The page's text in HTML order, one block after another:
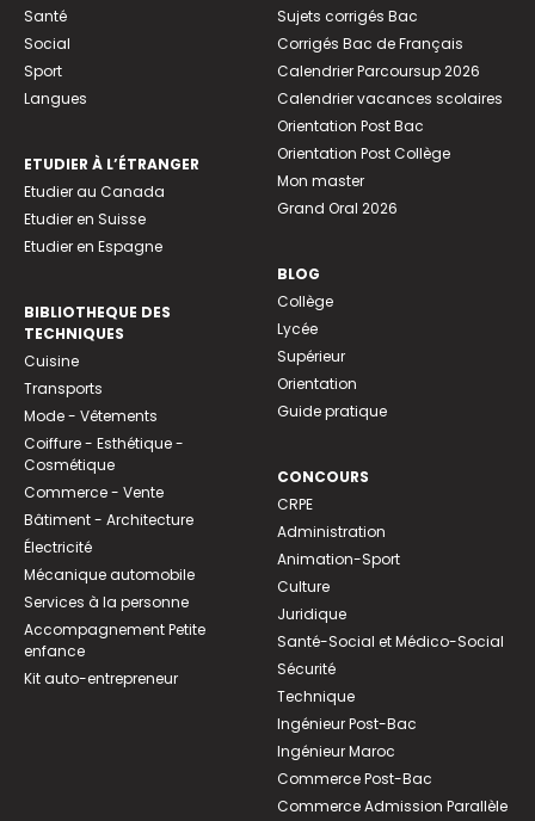
Santé
Social
Sport
Langues
ETUDIER À L’ÉTRANGER
Etudier au Canada
Etudier en Suisse
Etudier en Espagne
BIBLIOTHEQUE DES
TECHNIQUES
Cuisine
Transports
Mode - Vêtements
Coiffure - Esthétique -
Cosmétique
Commerce - Vente
Bâtiment - Architecture
Électricité
Mécanique automobile
Services à la personne
Accompagnement Petite
enfance
Kit auto-entrepreneur
Sujets corrigés Bac
Corrigés Bac de Français
Calendrier Parcoursup 2026
Calendrier vacances scolaires
Orientation Post Bac
Orientation Post Collège
Mon master
Grand Oral 2026
BLOG
Collège
Lycée
Supérieur
Orientation
Guide pratique
CONCOURS
CRPE
Administration
Animation-Sport
Culture
Juridique
Santé-Social et Médico-Social
Sécurité
Technique
Ingénieur Post-Bac
Ingénieur Maroc
Commerce Post-Bac
Commerce Admission Parallèle